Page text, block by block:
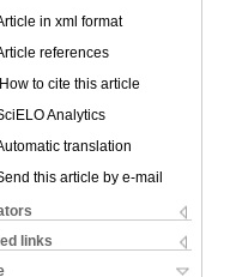
in xml format
references
How to cite this article
Analytics
translation
this article by e-mail
links